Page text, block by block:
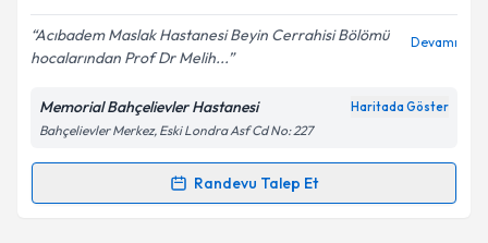
Acıbadem Maslak Hastanesi Beyin Cerrahisi Bölömü
hocalarından Prof Dr Melih...
Devamı
Memorial Bahçelievler Hastanesi Haritada Göster
Bahçelievler Merkez, Eski Londra Asf Cd No: 227
Randevu Talep Et
Randevu Takvimi Talebi